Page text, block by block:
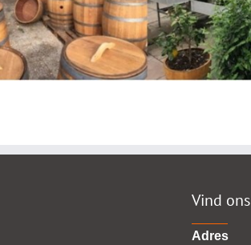
Vind ons
Adres